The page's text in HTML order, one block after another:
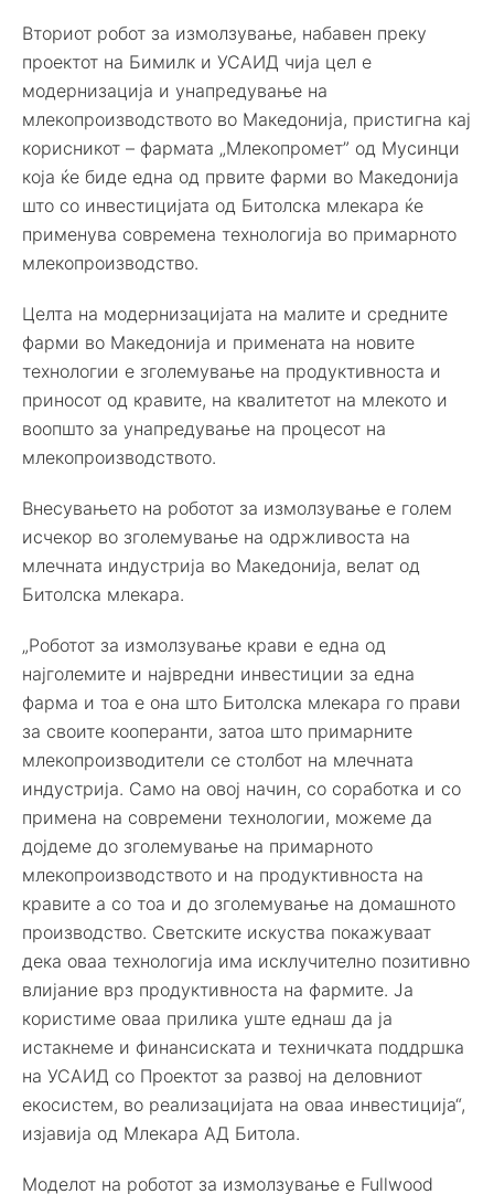
Вториот робот за измолзување, набавен преку
проектот на Бимилк и УСАИД чија цел е
модернизација и унапредување на
млекопроизводството во Македонија, пристигна кај
корисникот – фармата „Млекопромет” од Мусинци
која ќе биде една од првите фарми во Македонија
што со инвестицијата од Битолска млекара ќе
применува современа технологија во примарното
млекопроизводство.
Целта на модернизацијата на малите и средните
фарми во Македонија и примената на новите
технологии е зголемување на продуктивноста и
приносот од кравите, на квалитетот на млекото и
воопшто за унапредување на процесот на
млекопроизводството.
Внесувањето на роботот за измолзување е голем
исчекор во зголемување на одржливоста на
млечната индустрија во Македонија, велат од
Битолска млекара.
„Роботот за измолзување крави е една од
најголемите и највредни инвестиции за една
фарма и тоа е она што Битолска млекара го прави
за своите кооперанти, затоа што примарните
млекопроизводители се столбот на млечната
индустрија. Само на овој начин, со соработка и со
примена на современи технологии, можеме да
дојдеме до зголемување на примарното
млекопроизводството и на продуктивноста на
кравите а со тоа и до зголемување на домашното
производство. Светските искуства покажуваат
дека оваа технологија има исклучително позитивно
влијание врз продуктивноста на фармите. Ја
користиме оваа прилика уште еднаш да ја
истакнеме и финансиската и техничката поддршка
на УСАИД со Проектот за развој на деловниот
екосистем, во реализацијата на оваа инвестиција“,
изјавија од Млекара АД Битола.
Моделот на роботот за измолзување е Fullwood